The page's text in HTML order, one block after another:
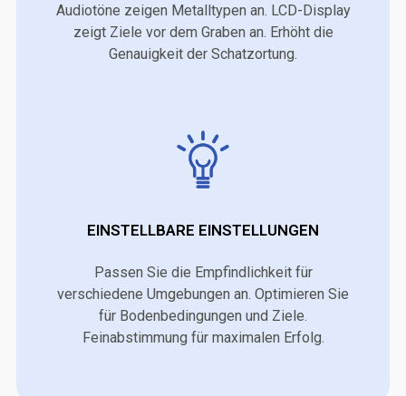
Audiotöne zeigen Metalltypen an. LCD-Display
zeigt Ziele vor dem Graben an. Erhöht die
Genauigkeit der Schatzortung.
EINSTELLBARE EINSTELLUNGEN
Passen Sie die Empfindlichkeit für
verschiedene Umgebungen an. Optimieren Sie
für Bodenbedingungen und Ziele.
Feinabstimmung für maximalen Erfolg.